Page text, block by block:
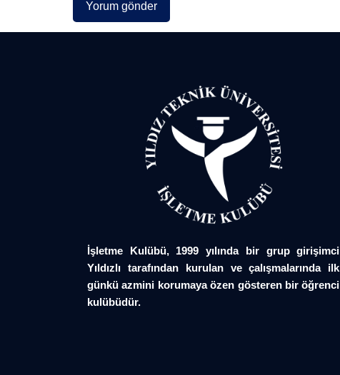
İşletme Kulübü, 1999 yılında bir grup girişimci
Yıldızlı tarafından kurulan ve çalışmalarında ilk
günkü azmini korumaya özen gösteren bir öğrenci
kulübüdür.